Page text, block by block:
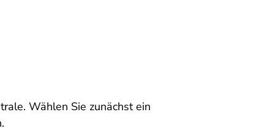
Wählen Sie zunächst ein